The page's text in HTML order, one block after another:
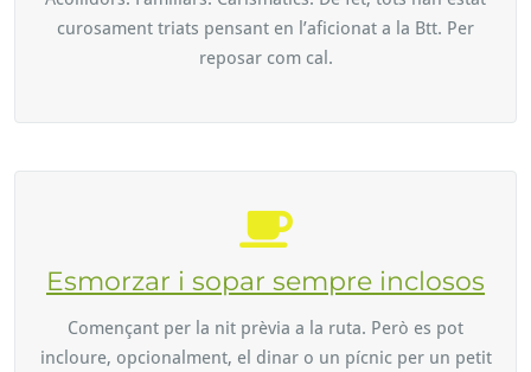
curosament triats pensant en l’aficionat a la Btt. Per
reposar com cal.
Esmorzar i sopar sempre inclosos
Començant per la nit prèvia a la ruta. Però es pot
incloure, opcionalment, el dinar o un pícnic per un petit